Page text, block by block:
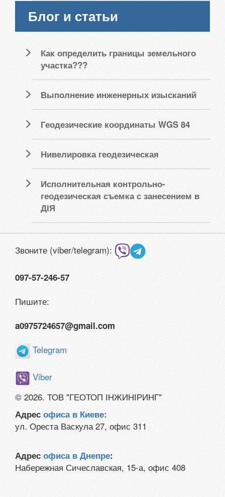
Блог и статьи
Как определить границы земельного
участка???
Выполнение инженерных изысканий
Геодезические координаты WGS 84
Нивелировка геодезическая
Исполнительная контрольно-
геодезическая съемка с занесением в
ДІЯ
Звоните (viber/telegram):
097-57-246-57
Пишите:
a0975724657@gmail.com
Telegram
Viber
© 2026. ТОВ "ГЕОТОП ІНЖИНІРИНГ"
Адрес офиса в Киеве:
ул. Ореста Васкула 27, офис 311
Адрес офиса в Днепре:
Набережная Сичеславская, 15-а, офис 408